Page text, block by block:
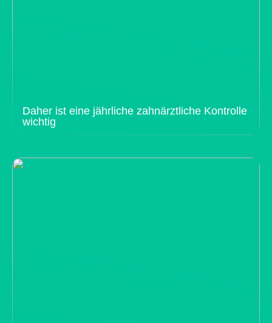
Daher ist eine jährliche zahnärztliche Kontrolle
wichtig